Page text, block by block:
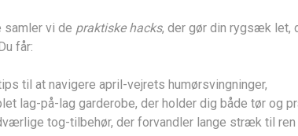
samler vi de praktiske hacks, der gør din rygsæk let,
får:
til at navigere april-vejrets humørsvingninger,
lag-på-lag garderobe, der holder dig både tør og
tog-tilbehør, der forvandler lange stræk til ren